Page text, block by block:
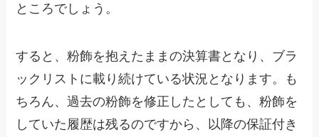
ところでしょう。
すると、粉飾を抱えたままの決算書となり、ブラ
ックリストに載り続けている状況となります。も
ちろん、過去の粉飾を修正したとしても、粉飾を
していた履歴は残るのですから、以降の保証付き